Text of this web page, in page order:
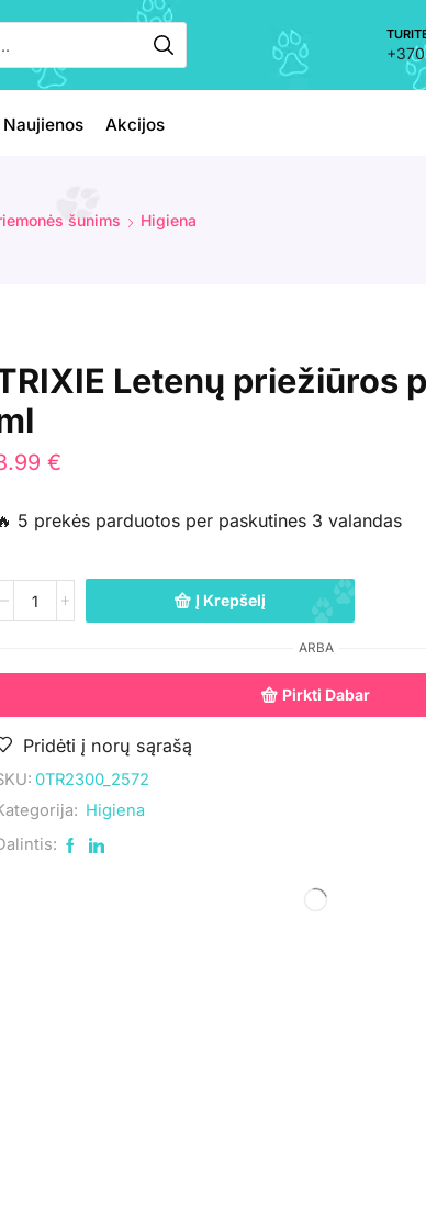
Naujienos Akcijos
šunims Higiena
Letenų priežiūros
€
5 prekės parduotos per paskutines 3 valandas
Į Krepšelį
ARBA
Pirkti Dabar
Pridėti į norų sąrašą
0TR2300_2572
Higiena